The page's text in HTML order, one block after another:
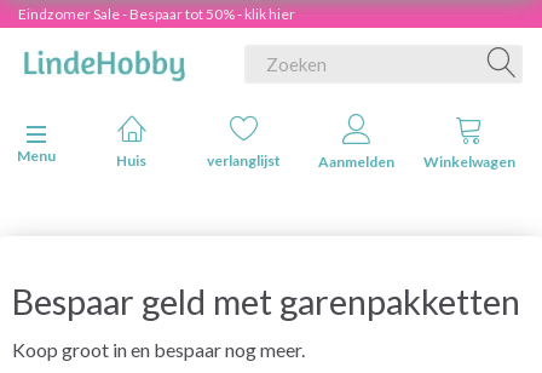
Eindzomer Sale - Bespaar tot 50% - klik hier
Navigatie in-/uitschakelen
Menu
Huis verlanglijst Aanmelden Winkelwagen
Bespaar geld met garenpakketten
Koop groot in en bespaar nog meer.